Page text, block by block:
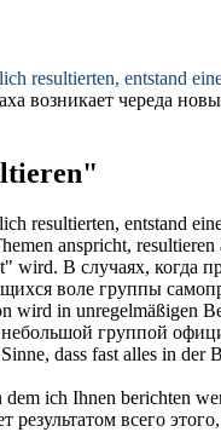
resultierten, entstand
возникает череда
resultierten, entstand
anspricht, resultieren
wird. В случаях, когда
воле группы
wird in unregelmäßigen
группой
dass fast alles in der
ich Ihnen berichten
результатом всего